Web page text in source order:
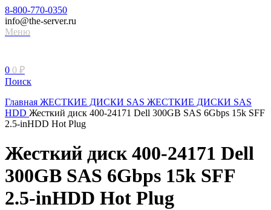
8-800-770-0350
info@the-server.ru
Меню
0 0 ₽
Поиск
Главная ЖЕСТКИЕ ДИСКИ SAS ЖЕСТКИЕ ДИСКИ SAS
HDD Жесткий диск 400-24171 Dell 300GB SAS 6Gbps 15k SFF
2.5-inHDD Hot Plug
Жесткий диск 400-24171 Dell
300GB SAS 6Gbps 15k SFF
2.5-inHDD Hot Plug